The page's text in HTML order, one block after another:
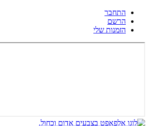
התחבר
הרשם
הזמנות שלי